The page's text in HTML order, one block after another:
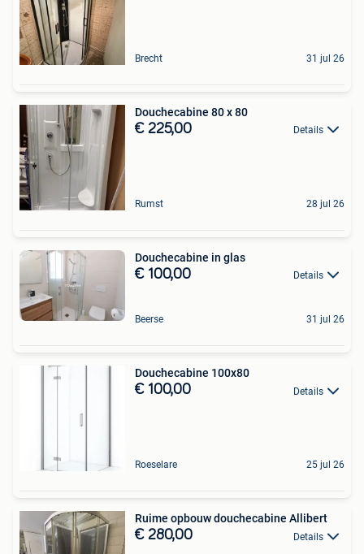
Brecht 31 jul 26
Douchecabine 80 x 80
€ 225,00 Details
Rumst 28 jul 26
Douchecabine in glas
€ 100,00 Details
Beerse 31 jul 26
Douchecabine 100x80
€ 100,00 Details
Roeselare 25 jul 26
Ruime opbouw douchecabine Allibert
€ 280,00 Details